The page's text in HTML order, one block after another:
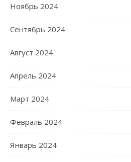
Ноябрь 2024
Сентябрь 2024
Август 2024
Апрель 2024
Март 2024
Февраль 2024
Январь 2024